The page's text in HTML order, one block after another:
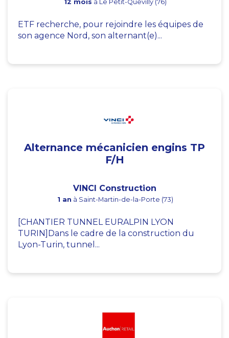
12 mois à Le Petit-Quevilly (76)
ETF recherche, pour rejoindre les équipes de
son agence Nord, son alternant(e)...
Alternance mécanicien engins TP
F/H
VINCI Construction
1 an à Saint-Martin-de-la-Porte (73)
[CHANTIER TUNNEL EURALPIN LYON
TURIN]Dans le cadre de la construction du
Lyon-Turin, tunnel...